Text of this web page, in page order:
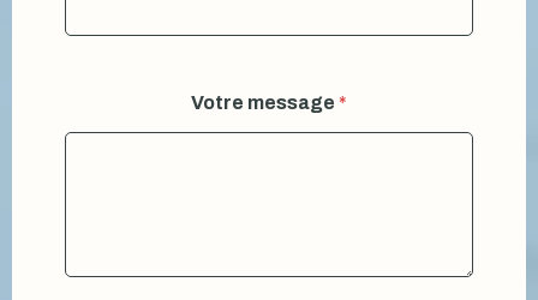
Votre message *